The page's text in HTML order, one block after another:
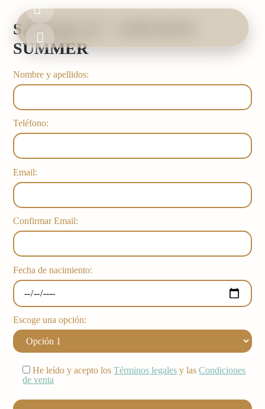
contenido
HOME
BOOK & EVENTS
FOOD & DRINK
GALLERY
SÁBADO 25 – OPENING
SUMMER
Nombre y apellidos:
Teléfono:
Email:
Confirmar Email:
Fecha de nacimiento:
Escoge una opción:
He leído y acepto losTérminos legales y lasCondiciones
de venta